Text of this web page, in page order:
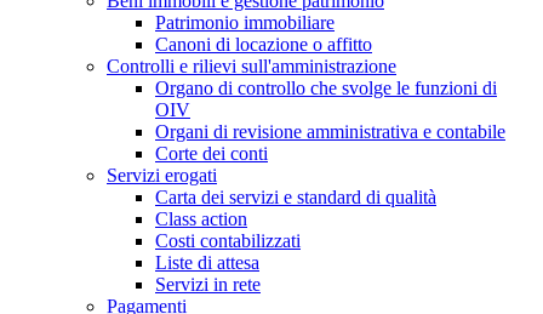
Patrimonio immobiliare
Canoni di locazione o affitto
Controlli e rilievi sull'amministrazione
Organo di controllo che svolge le funzioni di
OIV
Organi di revisione amministrativa e contabile
Corte dei conti
Servizi erogati
Carta dei servizi e standard di qualità
Class action
Costi contabilizzati
Liste di attesa
Servizi in rete
Pagamenti